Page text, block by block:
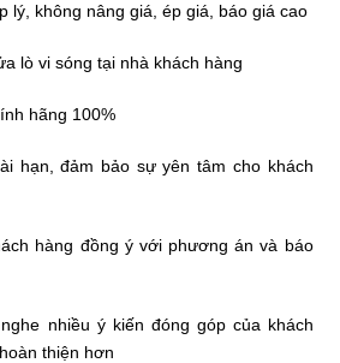
lý, không nâng giá, ép giá, báo giá cao
lò vi sóng tại nhà khách hàng
hãng 100%
hạn, đảm bảo sự yên tâm cho khách
hàng đồng ý với phương án và báo
nhiều ý kiến đóng góp của khách
thiện hơn